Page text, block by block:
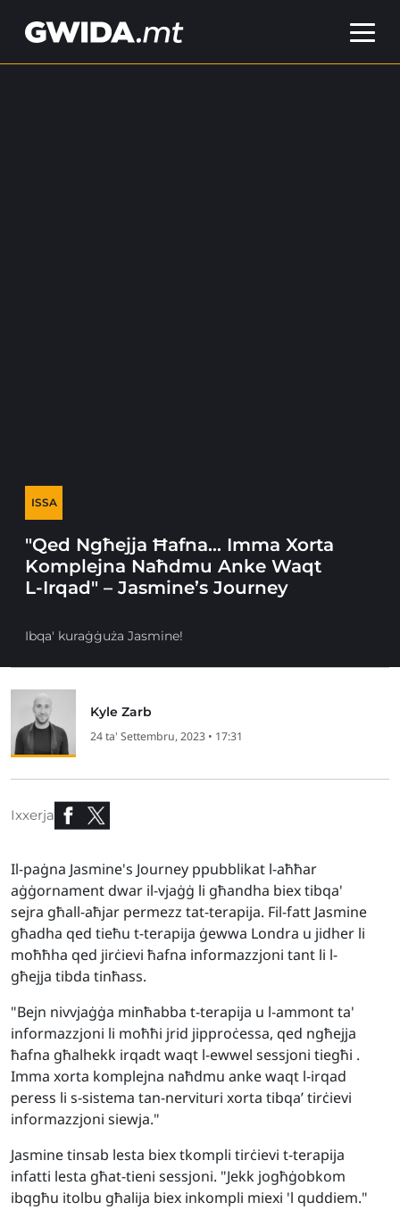
ISSA
"Qed Ngħejja Ħafna… Imma Xorta
Komplejna Naħdmu Anke Waqt
L-Irqad" – Jasmine’s Journey
Ibqa' kuraġġuża Jasmine!
Kyle Zarb
24 ta' Settembru, 2023 • 17:31
Ixxerja
Il-paġna Jasmine's Journey ppubblikat l-aħħar
aġġornament dwar il-vjaġġ li għandha biex tibqa'
sejra għall-aħjar permezz tat-terapija. Fil-fatt Jasmine
għadha qed tieħu t-terapija ġewwa Londra u jidher li
moħħha qed jirċievi ħafna informazzjoni tant li l-
għejja tibda tinħass.
"Bejn nivvjaġġa minħabba t-terapija u l-ammont ta'
informazzjoni li moħħi jrid jipproċessa, qed ngħejja
ħafna għalhekk irqadt waqt l-ewwel sessjoni tiegħi .
Imma xorta komplejna naħdmu anke waqt l-irqad
peress li s-sistema tan-nervituri xorta tibqa’ tirċievi
informazzjoni siewja."
Jasmine tinsab lesta biex tkompli tirċievi t-terapija
infatti lesta għat-tieni sessjoni. "Jekk jogħġobkom
ibqgħu itolbu għalija biex inkompli miexi 'l quddiem."